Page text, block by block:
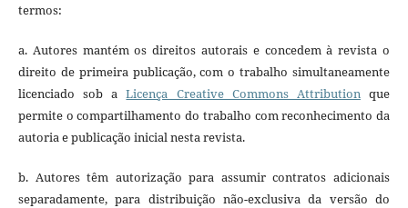
termos:
a. Autores mantém os direitos autorais e concedem à revista o
direito de primeira publicação, com o trabalho simultaneamente
licenciado sob aLicença Creative Commons Attributionque
permite o compartilhamento do trabalho com reconhecimento da
autoria e publicação inicial nesta revista.
b. Autores têm autorização para assumir contratos adicionais
separadamente, para distribuição não-exclusiva da versão do